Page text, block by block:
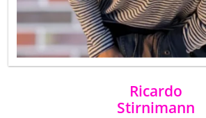
Ricardo
Stirnimann